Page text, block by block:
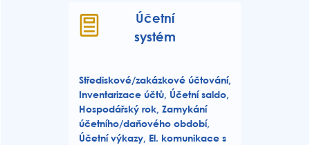
Účetní
systém
Střediskové/zakázkové účtování,
Inventarizace účtů, Účetní saldo,
Hospodářský rok, Zamykání
účetního/daňového období,
Účetní výkazy, El. komunikace s